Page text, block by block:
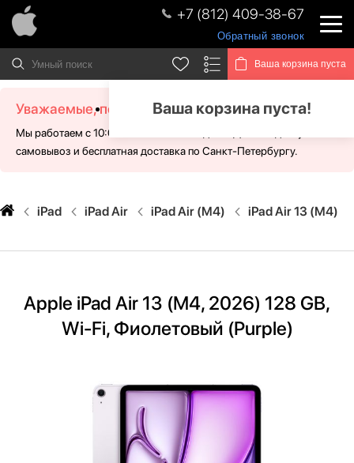
+7 (812) 409-38-67
Обратный звонок
Ваша корзина пуста
Ваша корзина пуста!
Уважаемые, посетители!
Мы работаем с 10:00 - 21:00 без выходных. Для Вас доступен
самовывоз и бесплатная доставка по Санкт-Петербургу.
iPad iPad Air iPad Air (M4) iPad Air 13 (M4)
Apple iPad Air 13 (M4, 2026) 128 GB,
Wi-Fi, Фиолетовый (Purple)